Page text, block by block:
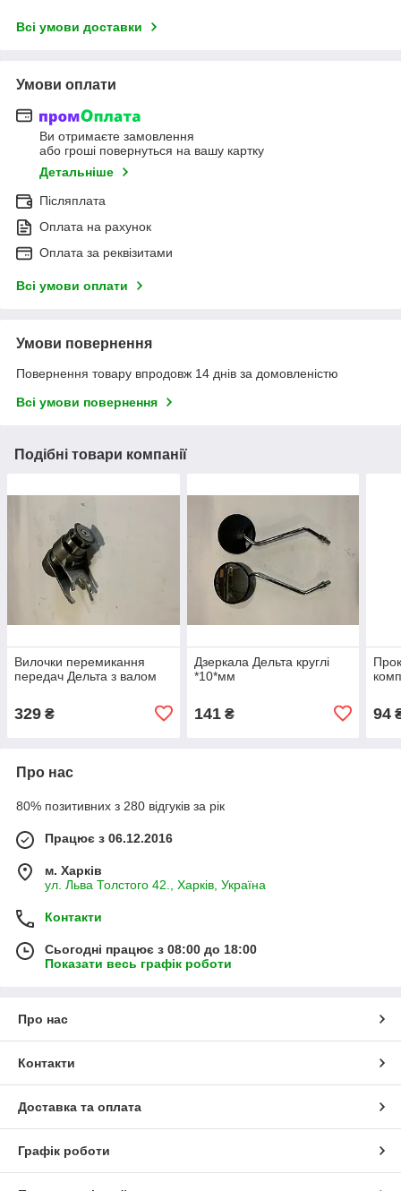
Всі умови доставки
Умови оплати
Ви отримаєте замовлення
або гроші повернуться на вашу картку
Детальніше
Післяплата
Оплата на рахунок
Оплата за реквізитами
Всі умови оплати
Умови повернення
Повернення товару впродовж 14 днів за домовленістю
Всі умови повернення
Подібні товари компанії
Вилочки перемикання
передач Дельта з валом
329 ₴
Дзеркала Дельта круглі
*10*мм
141₴ 94
Про нас
80% позитивних з 280 відгуків за рік
Працює з 06.12.2016
м. Харків
ул. Льва Толстого 42., Харків, Україна
Контакти
Сьогодні працює з 08:00 до 18:00
Показати весь графік роботи
Про нас
Контакти
Доставка та оплата
Графік роботи